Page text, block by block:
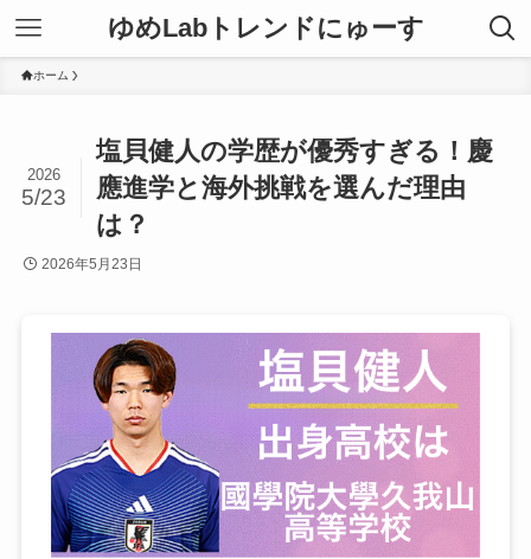
ゆめLabトレンドにゅーす
ホーム
塩貝健人の学歴が優秀すぎる！慶
應進学と海外挑戦を選んだ理由
は？
2026
5/23
2026年5月23日